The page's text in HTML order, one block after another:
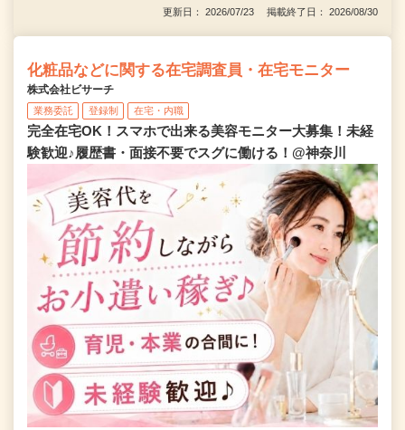
更新日： 2026/07/23 掲載終了日： 2026/08/30
化粧品などに関する在宅調査員・在宅モニター
株式会社ビサーチ
業務委託 登録制 在宅・内職
完全在宅OK！スマホで出来る美容モニター大募集！未経
験歓迎♪履歴書・面接不要でスグに働ける！@神奈川